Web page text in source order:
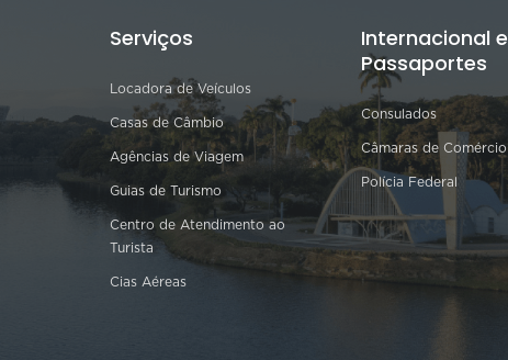
Serviços
Locadora de Veículos
Casas de Câmbio
Agências de Viagem
Guias de Turismo
Centro de Atendimento ao
Turista
Cias Aéreas
Internacional e
Passaportes
Consulados
Câmaras de Comércio
Polícia Federal